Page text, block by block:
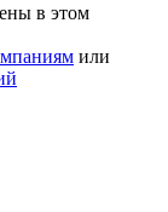
в этом
или